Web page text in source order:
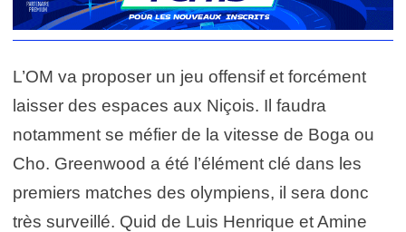
L’OM va proposer un jeu offensif et forcément
laisser des espaces aux Niçois. Il faudra
notamment se méfier de la vitesse de Boga ou
Cho. Greenwood a été l’élément clé dans les
premiers matches des olympiens, il sera donc
très surveillé. Quid de Luis Henrique et Amine